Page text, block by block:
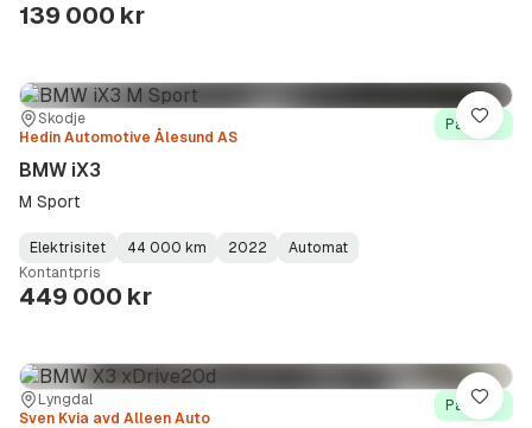
139 000 kr
Sted:
Skodje
Forhandler:
Hedin Automotive Ålesund AS
På lager
BMW iX3
M Sport
Fuel
Type:
Elektrisitet
Kilometerstand:
44 000 km
Model
Year:
2022
Gearbox
Type:
Automat
Kontantpris
449 000 kr
Lagre
Sted:Lyngdal
Forhandler:
Sven Kvia avd Alleen Auto
På lager
Lagre